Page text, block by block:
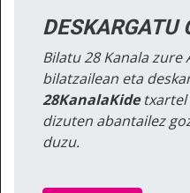
DESKARGATU
Bilatu 28 Kanala zure
bilatzailean eta
28KanalaKidetxartel
dizuten abantailez
duzu.